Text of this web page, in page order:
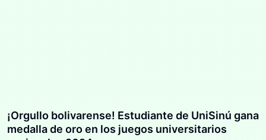
¡Orgullo bolivarense! Estudiante de UniSinú gana
medalla de oro en los juegos universitarios